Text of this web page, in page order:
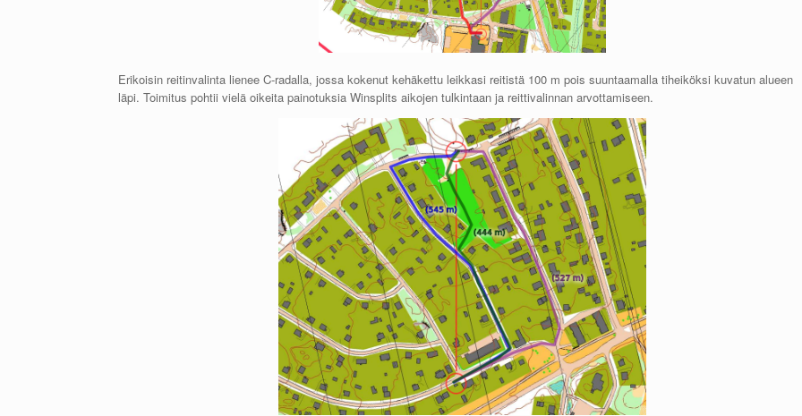
Erikoisin reitinvalinta lienee C-radalla, jossa kokenut kehäkettu leikkasi reitistä 100 m pois suuntaamalla tiheiköksi kuvatun alueen
läpi. Toimitus pohtii vielä oikeita painotuksia Winsplits aikojen tulkintaan ja reittivalinnan arvottamiseen.